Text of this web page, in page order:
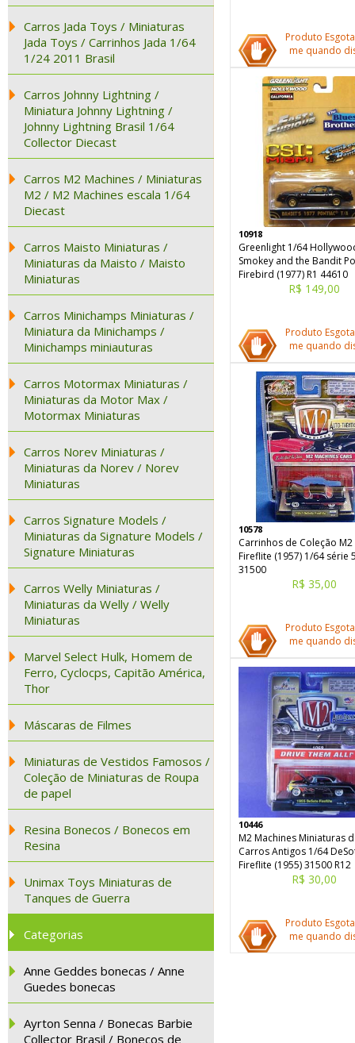
Carros Jada Toys / Miniaturas
Jada Toys / Carrinhos Jada 1/64
1/24 2011 Brasil
Carros Johnny Lightning /
Miniatura Johnny Lightning /
Johnny Lightning Brasil 1/64
Collector Diecast
Carros M2 Machines / Miniaturas
M2 / M2 Machines escala 1/64
Diecast
Carros Maisto Miniaturas /
Miniaturas da Maisto / Maisto
Miniaturas
Carros Minichamps Miniaturas /
Miniatura da Minichamps /
Minichamps miniauturas
Carros Motormax Miniaturas /
Miniaturas da Motor Max /
Motormax Miniaturas
Carros Norev Miniaturas /
Miniaturas da Norev / Norev
Miniaturas
Carros Signature Models /
Miniaturas da Signature Models /
Signature Miniaturas
Carros Welly Miniaturas /
Miniaturas da Welly / Welly
Miniaturas
Marvel Select Hulk, Homem de
Ferro, Cyclocps, Capitão América,
Thor
Máscaras de Filmes
Miniaturas de Vestidos Famosos /
Coleção de Miniaturas de Roupa
de papel
Resina Bonecos / Bonecos em
Resina
Unimax Toys Miniaturas de
Tanques de Guerra
Categorias
Anne Geddes bonecas / Anne
Guedes bonecas
Ayrton Senna / Bonecas Barbie
Collector Brasil / Bonecos de
Produto
me quando
10918
Greenlight 1/64
Smokey and the Bandit
Firebird (1977) R1 44610
R$ 149,00
Produto
me quando
10578
Carrinhos de Coleção
Fireflite (1957) 1/64 série
31500
R$ 35,00
Produto
me quando
10446
M2 Machines Miniaturas
Carros Antigos 1/64
Fireflite (1955) 31500 R12
R$ 30,00
Produto
me quando